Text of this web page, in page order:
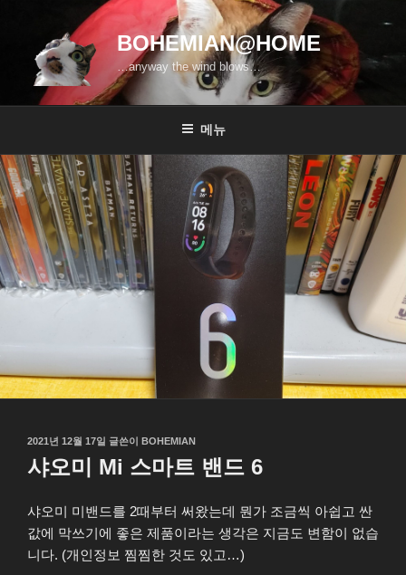
기
BOHEMIAN@HOME
…anyway the wind blows…
메뉴
작
성
일
2021년 12월 17일 글쓴이 BOHEMIAN
샤오미 Mi 스마트 밴드 6
샤오미 미밴드를 2때부터 써왔는데 뭔가 조금씩 아쉽고 싼
값에 막쓰기에 좋은 제품이라는 생각은 지금도 변함이 없습
니다. (개인정보 찜찜한 것도 있고…)